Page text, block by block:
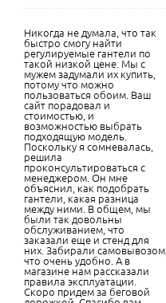
Никогда не думала, что так
быстро смогу найти
регулируемые гантели по
такой низкой цене. Мы с
мужем задумали их купить,
потому что можно
пользоваться обоим. Ваш
сайт порадовал и
стоимостью, и
возможностью выбрать
подходящую модель.
Поскольку я сомневалась,
решила
проконсультироваться с
менеджером. Он мне
объяснил, как подобрать
гантели, какая разница
между ними. В общем, мы
были так довольны
обслуживанием, что
заказали еще и стенд для
них. Забирали самовывозом,
что очень удобно. А в
магазине нам рассказали
правила эксплуатации.
Скоро придем за беговой